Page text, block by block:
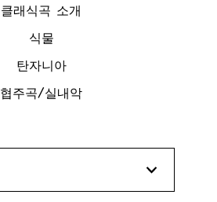
클래식곡 소개
식물
탄자니아
협주곡/실내악